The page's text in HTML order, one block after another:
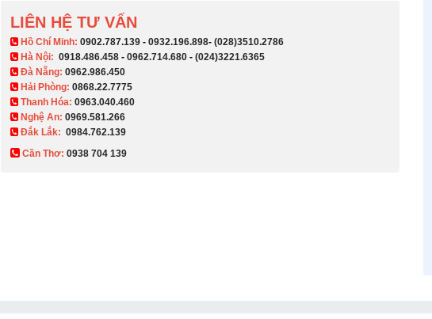
LIÊN HỆ TƯ VẤN
​ Hồ Chí Minh:0902.787.139 -0932.196.898-(028)3510.2786
Hà Nội:0918.486.458 -0962.714.680 -(024)3221.6365
Đà Nẵng:0962.986.450
Hải Phòng:0868.22.7775
Thanh Hóa:0963.040.460
Nghệ An:0969.581.266
Đắk Lắk: 0984.762.139
Cần Thơ:0938 704 139​